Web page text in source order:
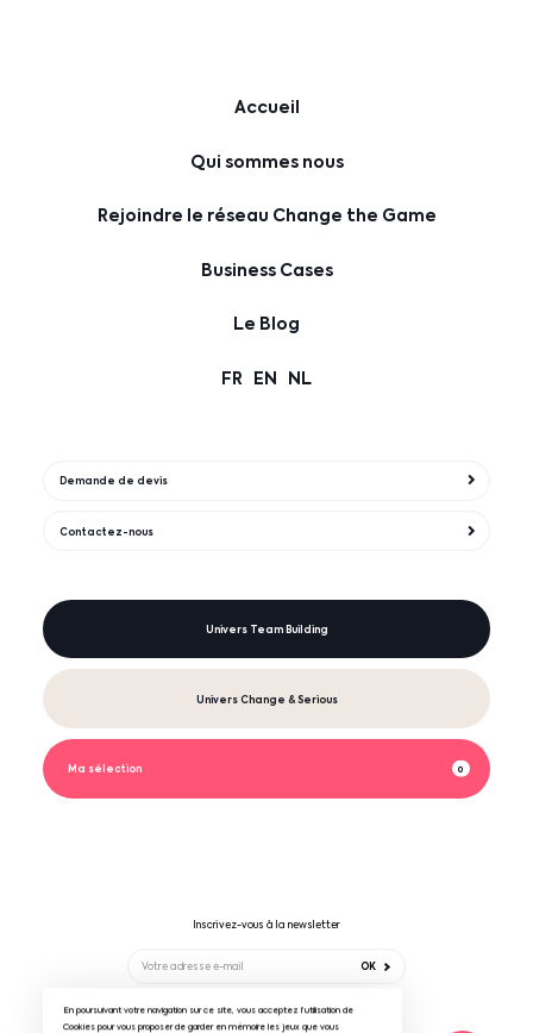
En poursuivant votre navigation sur ce site, vous acceptez l’utilisation de
Cookies pour vous proposer de garder en mémoire les jeux que vous
Accueil
Qui sommes nous
Rejoindre le réseau Change the Game
Business Cases
Le Blog
FR EN NL
Demande de devis
Contactez-nous
Univers Team Building
Univers Change & Serious
0
Ma sélection
Inscrivez-vous à la newsletter
OK
Suivez-nous sur